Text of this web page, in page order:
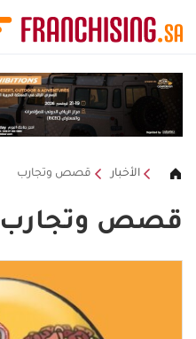
الأخبار قصص وتجارب
قصص وتجارب